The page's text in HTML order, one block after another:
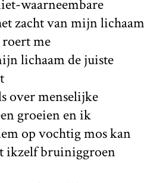
waarneembare
zacht van mijn lichaam
roert me
lichaam de juiste
over menselijke
groeien en ik
op vochtig mos kan
ikzelf bruiniggroen